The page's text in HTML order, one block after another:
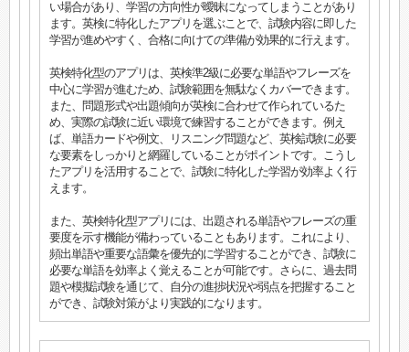
い場合があり、学習の方向性が曖昧になってしまうことがあり
ます。英検に特化したアプリを選ぶことで、試験内容に即した
学習が進めやすく、合格に向けての準備が効果的に行えます。
英検特化型のアプリは、英検準2級に必要な単語やフレーズを
中心に学習が進むため、試験範囲を無駄なくカバーできます。
また、問題形式や出題傾向が英検に合わせて作られているた
め、実際の試験に近い環境で練習することができます。例え
ば、単語カードや例文、リスニング問題など、英検試験に必要
な要素をしっかりと網羅していることがポイントです。こうし
たアプリを活用することで、試験に特化した学習が効率よく行
えます。
また、英検特化型アプリには、出題される単語やフレーズの重
要度を示す機能が備わっていることもあります。これにより、
頻出単語や重要な語彙を優先的に学習することができ、試験に
必要な単語を効率よく覚えることが可能です。さらに、過去問
題や模擬試験を通じて、自分の進捗状況や弱点を把握すること
ができ、試験対策がより実践的になります。